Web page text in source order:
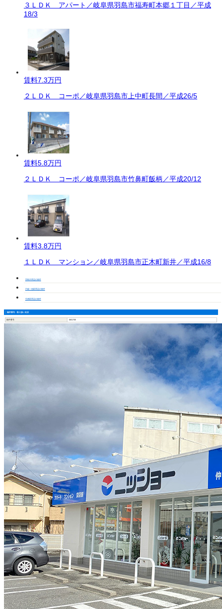
３ＬＤＫ アパート／岐阜県羽島市福寿町本郷１丁目／平成
18/3
賃料7.3万円
２ＬＤＫ コーポ／岐阜県羽島市上中町長間／平成26/5
賃料5.8万円
２ＬＤＫ コーポ／岐阜県羽島市竹鼻町飯柄／平成20/12
賃料3.8万円
１ＬＤＫ マンション／岐阜県羽島市正木町新井／平成16/8
羽島市周辺の物件
不破一色駅周辺の物件
竹鼻駅周辺の物件
物件番号・取り扱い支店
物件番号 3601708